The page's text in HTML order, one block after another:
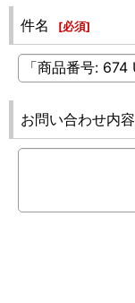
件名 [必須]
お問い合わせ内容